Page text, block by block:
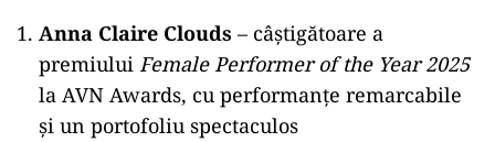
Anna Claire Clouds – câștigătoare a
premiului Female Performer of the Year 2025
la AVN Awards, cu performanțe remarcabile
și un portofoliu spectaculos